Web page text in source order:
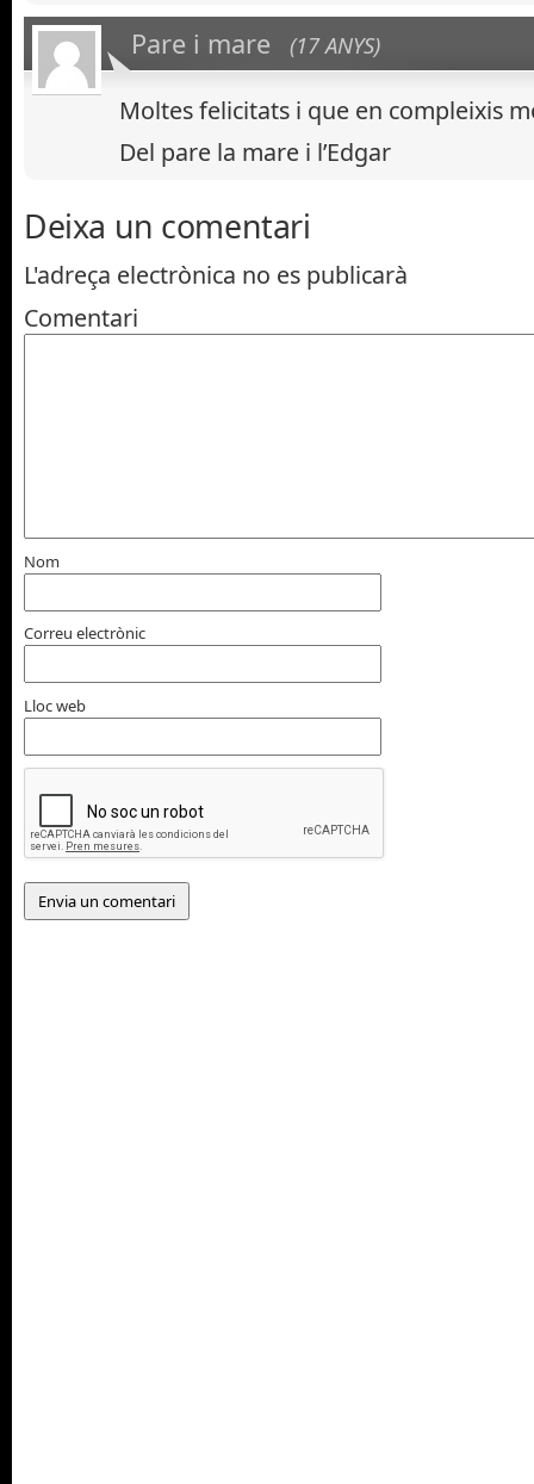
Pare i mare (17 ANYS)
Moltes felicitats i que en compleixis
Del pare la mare i l’Edgar
Deixa un comentari
L'adreça electrònica no es publicarà
Comentari
Nom
Correu electrònic
Lloc web